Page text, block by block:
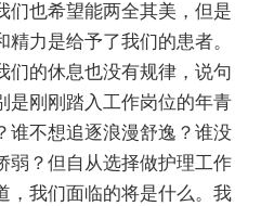
们也希望能两全其美，但是
力是给予了我们的患者。
们的休息也没有规律，说句
是刚刚踏入工作岗位的年青
谁不想追逐浪漫舒逸？谁没
弱？但自从选择做护理工作
，我们面临的将是什么。我